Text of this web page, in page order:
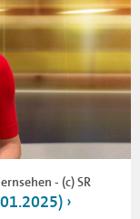
- (c) SR